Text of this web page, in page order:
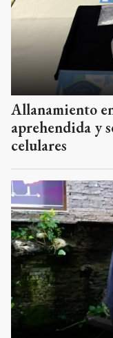
Allanamiento
aprehendida y
celulares